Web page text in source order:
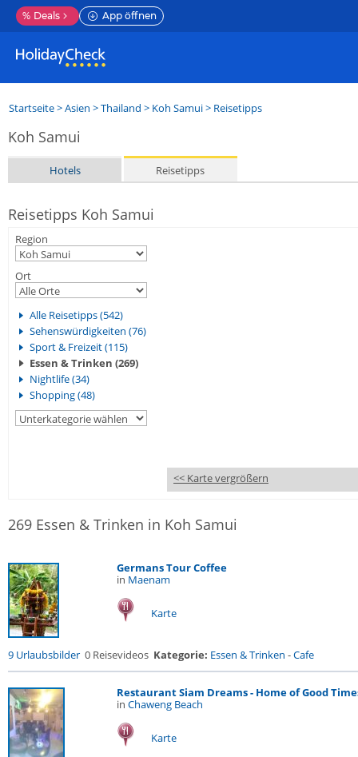
% Deals App öffnen
Startseite>Asien >Thailand > Koh Samui> Reisetipps
Koh Samui
Hotels Reisetipps
Reisetipps Koh Samui
Region
Ort
Alle Reisetipps (542)
Sehenswürdigkeiten (76)
Sport & Freizeit (115)
Essen & Trinken (269)
Nightlife (34)
Shopping (48)
<< Karte vergrößern
269 Essen & Trinken in Koh Samui
Germans Tour Coffee
in Maenam
Karte
9 Urlaubsbilder 0 Reisevideos Kategorie: Essen & Trinken -Cafe
Restaurant Siam Dreams - Home of Good
in Chaweng Beach
Karte